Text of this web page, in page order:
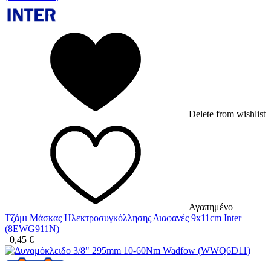
Delete from wishlist
Αγαπημένο
Τζάμι Μάσκας Ηλεκτροσυγκόλλησης Διαφανές 9x11cm Inter
(8EWG911N)
0,45 €